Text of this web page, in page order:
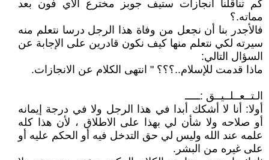
كم تناقلنا انجازات ستيف جوبز مخترع الآي فون بعد
مماته.؟
فالأجدر بنا أن نجعل من وفاة هذا الرجل درسا نتعلم منه
سيرته لكي نتعلم منها كيف نكون قادرين على الإجابة عن
السؤال التالي:
ماذا قدمت للإسلام..؟؟؟ " انتهى الكلام عن الانجازات.
الـتــعــلــيــق :ـــــ
أولا: أنا لا أشكك أبدا في هذا الرجل ولا في درجة إيمانه
أو صلاحه ولا شأن لي بهذا على الاطلاق ، لأن هذا كله
علمه عند الله وليس لي حق التدخل فيه أو الحكم عليه أو
على غيره من البشر.